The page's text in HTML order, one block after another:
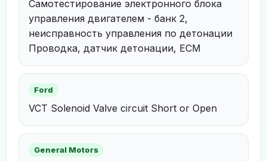
Самотестирование электронного блока
управления двигателем - банк 2,
неисправность управления по детонации
Проводка, датчик детонации, ECM
Ford
VCT Solenoid Valve circuit Short or Open
General Motors